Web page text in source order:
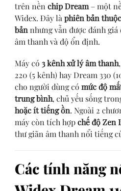
trên nền chip Dream – một
Widex. Đây là phiên bản
bản nhưng vẫn được đánh
âm thanh và độ ổn định.
Máy có 3 kênh xử lý âm thanh
220 (5 kênh) hay Dream 330
cho người dùng có mức độ
trung bình, chủ yếu sống
hoặc ít tiếng ồn. Ngoài 2
máy còn tích hợpchế độ Zen
thư giãn âm thanh nổi tiếng
Các tính năng